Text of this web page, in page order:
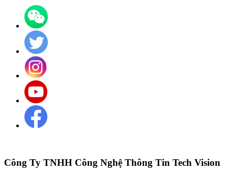
Công Ty TNHH Công Nghệ Thông Tin Tech Vision